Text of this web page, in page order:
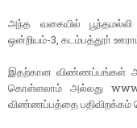
அந்த வகையில்
ஒன்றியம்-3, கடம்பத்தூா்
இதற்கான விண்ணப்பங்கள்
கொள்ளலாம் அல்லது
விண்ணப்பத்தை பதிவிறக்கம்